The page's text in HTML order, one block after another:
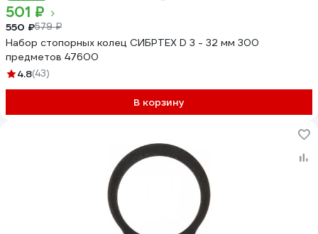
501 ₽
550 ₽579 ₽
Набор стопорных колец СИБРТЕХ D 3 - 32 мм 300
предметов 47600
4.8(43)
В корзину